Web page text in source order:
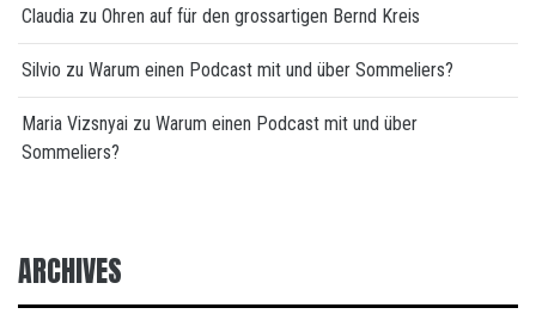
Claudia zu Ohren auf für den grossartigen Bernd Kreis
Silvio zu Warum einen Podcast mit und über Sommeliers?
Maria Vizsnyai zu Warum einen Podcast mit und über
Sommeliers?
ARCHIVES